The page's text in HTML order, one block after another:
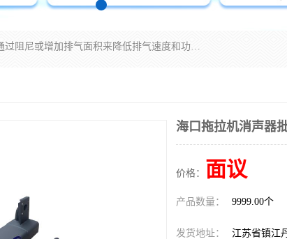
消音器主要用于降低机械设备或枪械等产生的噪声。它通过阻尼或增加排气面积来降低排气速度和功率，从而降低噪声。常见的消音器类型包括阻性消声器、抗性消声器、共振消声器以及阻抗复合式消声器等。这些消音器各有特点，适用于不同频率的噪声消除。
海口拖拉机消声器
价格： 面议
产品数量： 9999.00个
发货地址： 江苏省镇江